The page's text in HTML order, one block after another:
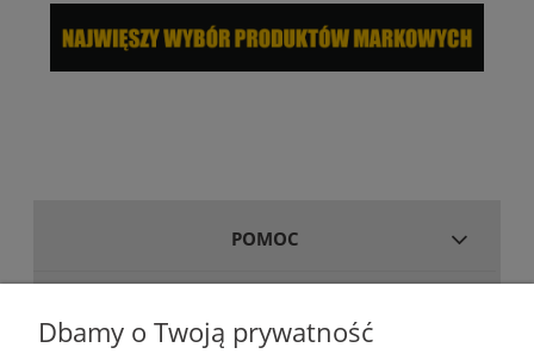
POMOC
MOJE KONTO
Dbamy o Twoją prywatność